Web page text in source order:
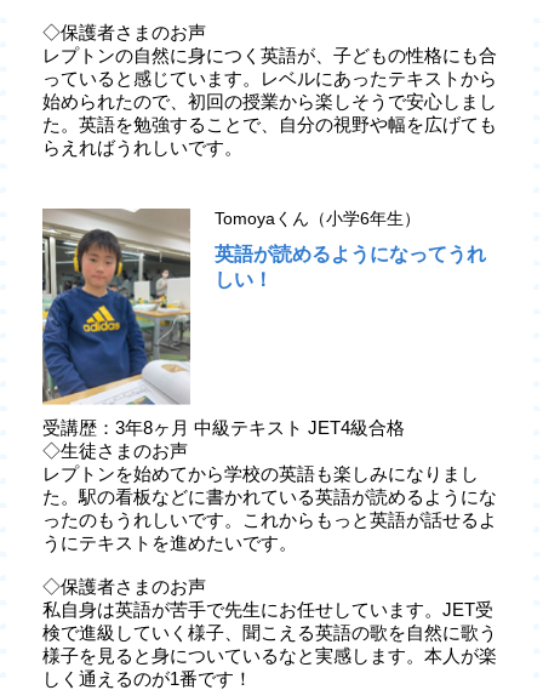
◇保護者さまのお声
レプトンの自然に身につく英語が、子どもの性格にも合
っていると感じています。レベルにあったテキストから
始められたので、初回の授業から楽しそうで安心しまし
た。英語を勉強することで、自分の視野や幅を広げても
らえればうれしいです。
Tomoyaくん（小学6年生）
英語が読めるようになってうれ
しい！
受講歴：3年8ヶ月 中級テキスト JET4級合格
◇生徒さまのお声
レプトンを始めてから学校の英語も楽しみになりまし
た。駅の看板などに書かれている英語が読めるようにな
ったのもうれしいです。これからもっと英語が話せるよ
うにテキストを進めたいです。
◇保護者さまのお声
私自身は英語が苦手で先生にお任せしています。JET受
検で進級していく様子、聞こえる英語の歌を自然に歌う
様子を見ると身についているなと実感します。本人が楽
しく通えるのが1番です！